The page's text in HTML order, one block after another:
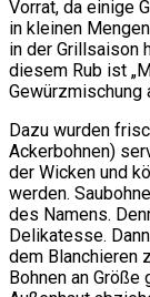
Vorrat, da einige
in kleinen
in der Grillsaison
diesem Rub ist
Gewürzmischung
Dazu wurden
Ackerbohnen)
der Wicken und
werden.
des Namens.
Delikatesse.
dem Blanchieren
Bohnen an